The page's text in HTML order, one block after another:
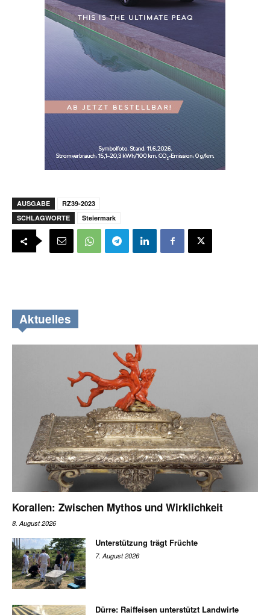
AUSGABE
RZ39-2023
SCHLAGWORTE
Steiermark
Aktuelles
Korallen: Zwischen Mythos und Wirklichkeit
8. August 2026
Unterstützung trägt Früchte
7. August 2026
Dürre: Raiffeisen unterstützt Landwirte